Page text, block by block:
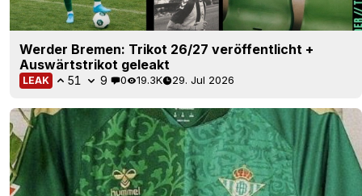
Werder Bremen: Trikot 26/27 veröffentlicht +
Auswärtstrikot geleakt
LEAK 51 9 0 19.3K 29. Jul 2026